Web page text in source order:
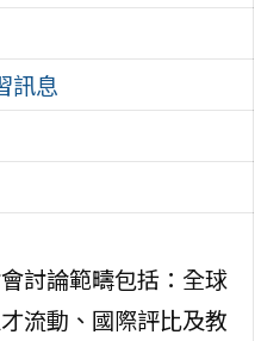
訊息
討論範疇包括：全球
流動、國際評比及教